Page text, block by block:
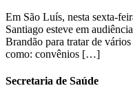
Em São Luís, nesta sexta-
Santiago esteve em
Brandão para tratar de
como: convênios […]
Secretaria de Saúde